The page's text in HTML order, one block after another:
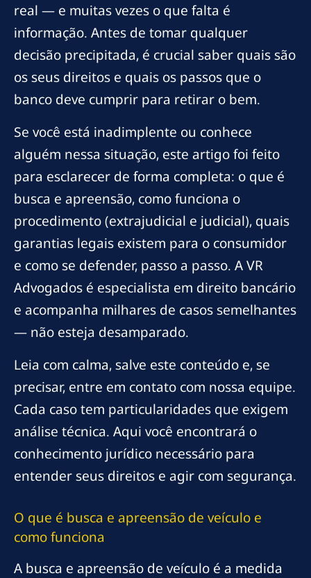
real — e muitas vezes o que falta é
informação. Antes de tomar qualquer
decisão precipitada, é crucial saber quais são
os seus direitos e quais os passos que o
banco deve cumprir para retirar o bem.
Se você está inadimplente ou conhece
alguém nessa situação, este artigo foi feito
para esclarecer de forma completa: o que é
busca e apreensão, como funciona o
procedimento (extrajudicial e judicial), quais
garantias legais existem para o consumidor
e como se defender, passo a passo. A VR
Advogados é especialista em direito bancário
e acompanha milhares de casos semelhantes
— não esteja desamparado.
Leia com calma, salve este conteúdo e, se
precisar, entre em contato com nossa equipe.
Cada caso tem particularidades que exigem
análise técnica. Aqui você encontrará o
conhecimento jurídico necessário para
entender seus direitos e agir com segurança.
O que é busca e apreensão de veículo e
como funciona
A busca e apreensão de veículo é a medida